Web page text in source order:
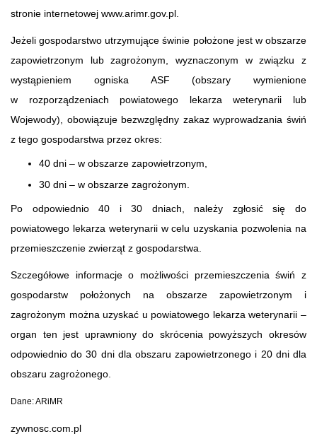
stronie internetowej www.arimr.gov.pl.
Jeżeli gospodarstwo utrzymujące świnie położone jest w obszarze
zapowietrzonym lub zagrożonym, wyznaczonym w związku z
wystąpieniem ogniska ASF (obszary wymienione
w rozporządzeniach powiatowego lekarza weterynarii lub
Wojewody), obowiązuje bezwzględny zakaz wyprowadzania świń
z tego gospodarstwa przez okres:
40 dni – w obszarze zapowietrzonym,
30 dni – w obszarze zagrożonym.
Po odpowiednio 40 i 30 dniach, należy zgłosić się do
powiatowego lekarza weterynarii w celu uzyskania pozwolenia na
przemieszczenie zwierząt z gospodarstwa.
Szczegółowe informacje o możliwości przemieszczenia świń z
gospodarstw położonych na obszarze zapowietrzonym i
zagrożonym można uzyskać u powiatowego lekarza weterynarii –
organ ten jest uprawniony do skrócenia powyższych okresów
odpowiednio do 30 dni dla obszaru zapowietrzonego i 20 dni dla
obszaru zagrożonego.
Dane: ARiMR
zywnosc.com.pl